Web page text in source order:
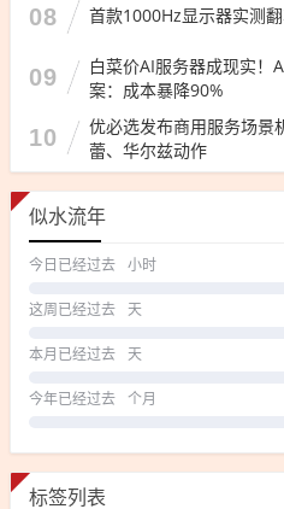
08 首款1000Hz显示器实测
09
白菜价AI服务器成现实！
案：成本暴降90%
10
优必选发布商用服务场景
蕾、华尔兹动作
似水流年
今日已经过去 小时
这周已经过去 天
本月已经过去 天
今年已经过去 个月
标签列表